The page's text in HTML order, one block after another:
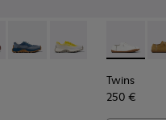
001 - Baskets
- K201872-006
Drift Trail - K201872-004
Drift Trail - K201872-
Twins -
Twins
250 €